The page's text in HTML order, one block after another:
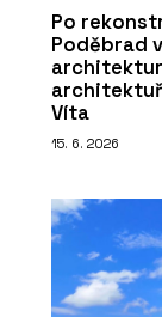
Po
Poděbrad
Víta
15. 6. 2026